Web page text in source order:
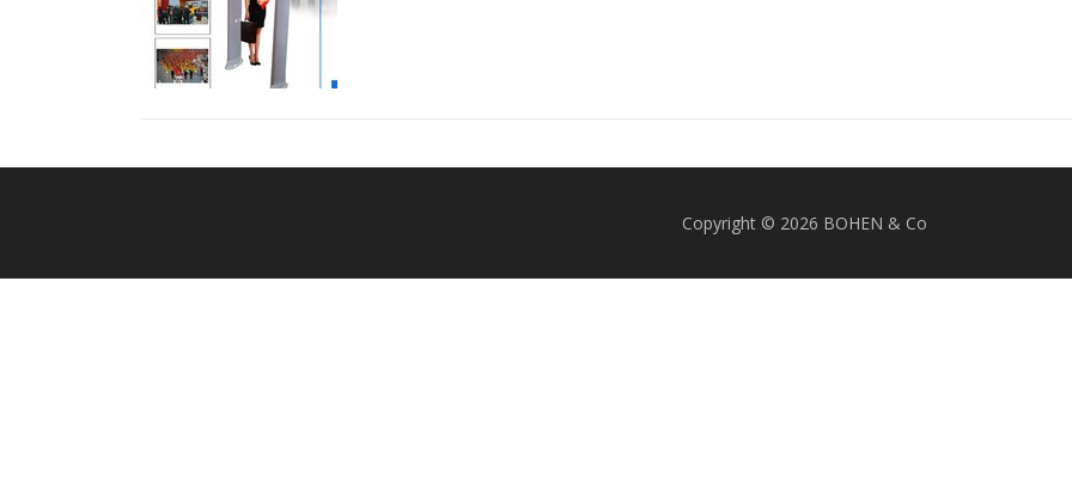
Copyright © 2026 BOHEN & Co